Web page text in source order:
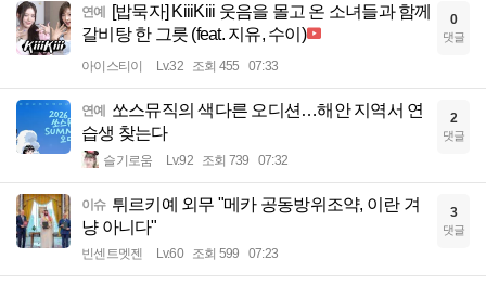
연예
[밥묵자] KiiiKiii 웃음을 몰고 온 소녀들과 함께
갈비탕 한 그릇 (feat. 지유, 수이)
아이스티이 Lv.32 조회 455 07:33
0
댓글
연예
쏘스뮤직의 색다른 오디션…해안 지역서 연
습생 찾는다
슬기로움 Lv.92 조회 739 07:32
2
댓글
이슈 튀르키예 외무 "메카 공동방위조약, 이란 겨
냥 아니다"
빈센트멧젠 Lv.60 조회 599 07:23
3
댓글